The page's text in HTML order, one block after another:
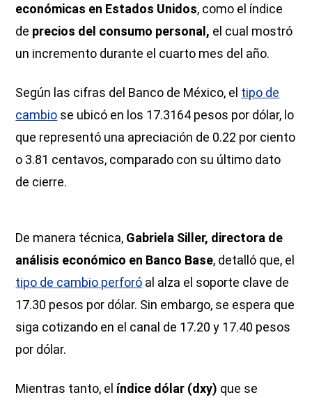
económicas en Estados Unidos, como el índice
de precios del consumo personal, el cual mostró
un incremento durante el cuarto mes del año.
Según las cifras del Banco de México, el tipo de
cambio se ubicó en los 17.3164 pesos por dólar, lo
que representó una apreciación de 0.22 por ciento
o 3.81 centavos, comparado con su último dato
de cierre.
De manera técnica, Gabriela Siller, directora de
análisis económico en Banco Base, detalló que, el
tipo de cambio perforó al alza el soporte clave de
17.30 pesos por dólar. Sin embargo, se espera que
siga cotizando en el canal de 17.20 y 17.40 pesos
por dólar.
Mientras tanto, el índice dólar (dxy) que se